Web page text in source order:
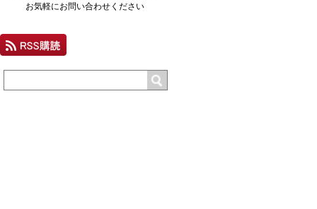
お気軽にお問い合わせください